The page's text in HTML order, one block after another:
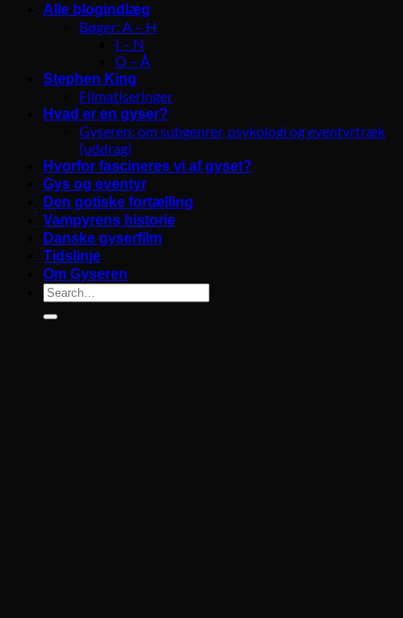
Alle blogindlæg
Bøger: A – H
I – N
O – Å
Stephen King
Filmatiseringer
Hvad er en gyser?
Gyseren: om subgenrer, psykologi og eventyrtræk
(uddrag)
Hvorfor fascineres vi af gyset?
Gys og eventyr
Den gotiske fortælling
Vampyrens historie
Danske gyserfilm
Tidslinje
Om Gyseren